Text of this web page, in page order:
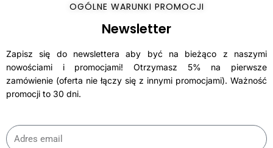
OGÓLNE WARUNKI PROMOCJI
Newsletter
Zapisz się do newslettera aby być na bieżąco z naszymi
nowościami i promocjami! Otrzymasz 5% na pierwsze
zamówienie (oferta nie łączy się z innymi promocjami). Ważność
promocji to 30 dni.